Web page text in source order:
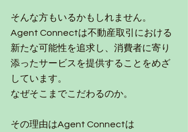
そんな方もいるかもしれません。
Agent Connectは不動産取引における
新たな可能性を追求し、消費者に寄り
添ったサービスを提供することをめざ
しています。
なぜそこまでこだわるのか。
その理由はAgent Connectは